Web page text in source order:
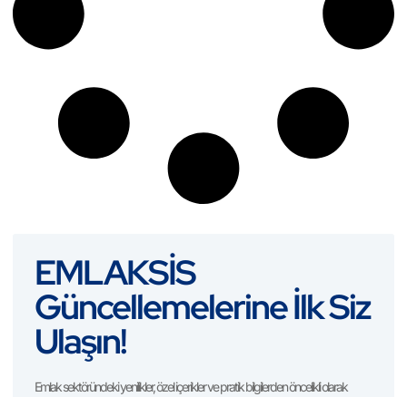
EMLAKSİS
Güncellemelerine İlk Siz
Ulaşın!
Emlak sektöründeki yenilikler, özel içerikler ve pratik bilgilerden öncelikli olarak